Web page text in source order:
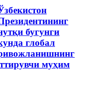
бугунги
глобал
муҳим